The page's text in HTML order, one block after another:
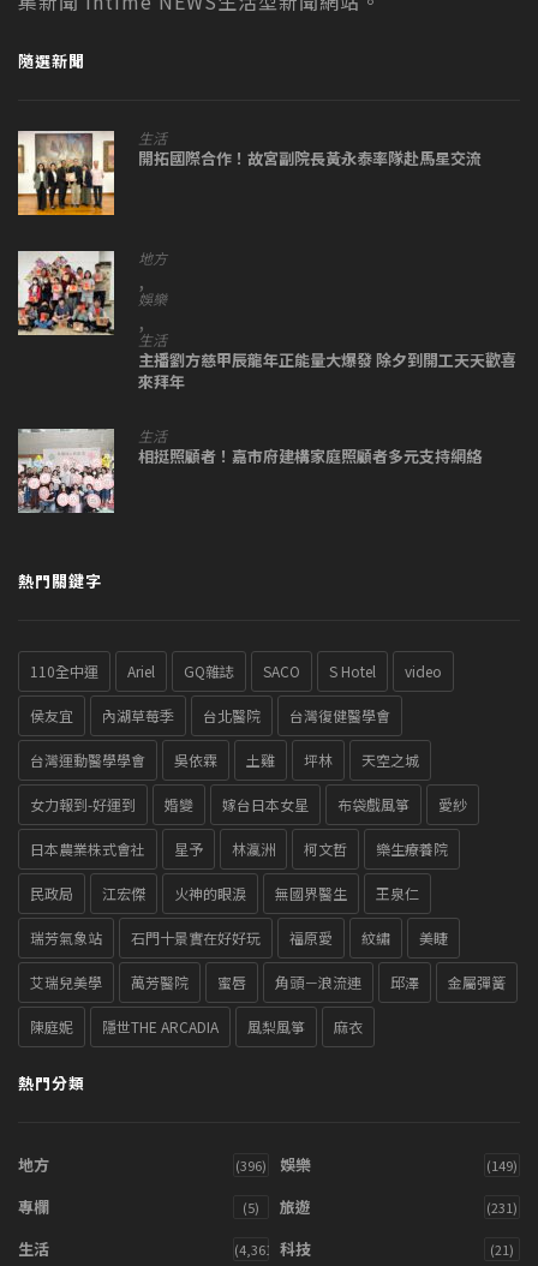
隨選新聞
生活
開拓國際合作！故宮副院長黃永泰率隊赴馬星交流
地方
,
娛樂
,
生活
主播劉方慈甲辰龍年正能量大爆發 除夕到開工天天歡喜
來拜年
生活
相挺照顧者！嘉市府建構家庭照顧者多元支持網絡
熱門關鍵字
110全中運 Ariel GQ雜誌 SACO S Hotel video
侯友宜 內湖草莓季 台北醫院 台灣復健醫學會
台灣運動醫學學會 吳依霖 土雞 坪林 天空之城
女力報到-好運到 婚變 嫁台日本女星 布袋戲風箏 愛紗
日本農業株式會社 星予 林瀛洲 柯文哲 樂生療養院
民政局 江宏傑 火神的眼淚 無國界醫生 王泉仁
瑞芳氣象站 石門十景實在好好玩 福原愛 紋繡 美睫
艾瑞兒美學 萬芳醫院 蜜唇 角頭－浪流連 邱澤 金屬彈簧
陳庭妮 隱世THE ARCADIA 風梨風箏 麻衣
熱門分類
地方 (396) 娛樂 (149)
專欄 (5) 旅遊 (231)
生活 (4,361) 科技 (21)